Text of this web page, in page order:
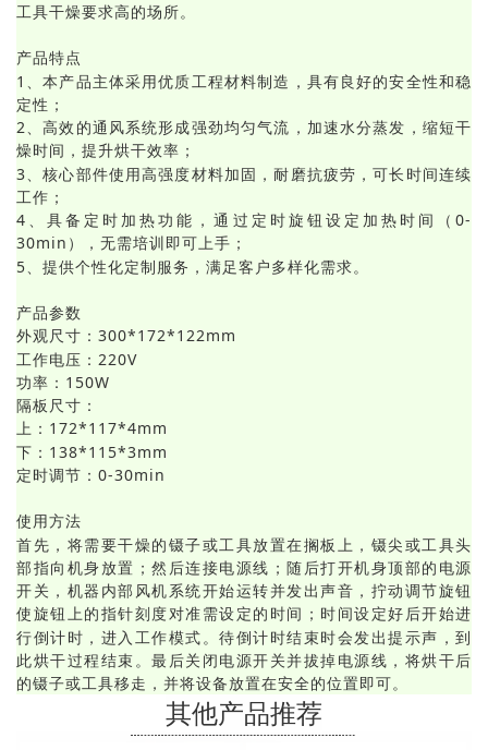
工具干燥要求高的场所。
产品特点
1、本产品主体采用优质工程材料制造，具有良好的安全性和稳
定性；
2、高效的通风系统形成强劲均匀气流，加速水分蒸发，缩短干
燥时间，提升烘干效率；
3、核心部件使用高强度材料加固，耐磨抗疲劳，可长时间连续
工作；
4、具备定时加热功能，通过定时旋钮设定加热时间（0-
30min），无需培训即可上手；
5、提供个性化定制服务，满足客户多样化需求。
产品参数
外观尺寸： 300*172*122mm
工作电压：220V
功率：150W
隔板尺寸：
上： 172*117*4mm
下 ： 138*115*3mm
定时调节：0-30min
使用方法
首先，将需要干燥的镊子或工具放置在搁板上，镊尖或工具头
部指向机身放置；然后连接电源线；随后打开机身顶部的电源
开关，机器内部风机系统开始运转并发出声音，拧动调节旋钮
使旋钮上的指针刻度对准需设定的时间；时间设定好后开始进
行倒计时，进入工作模式。待倒计时结束时会发出提示声，到
此烘干过程结束。最后关闭电源开关并拔掉电源线，将烘干后
的镊子或工具移走，并将设备放置在安全的位置即可。
其他产品推荐